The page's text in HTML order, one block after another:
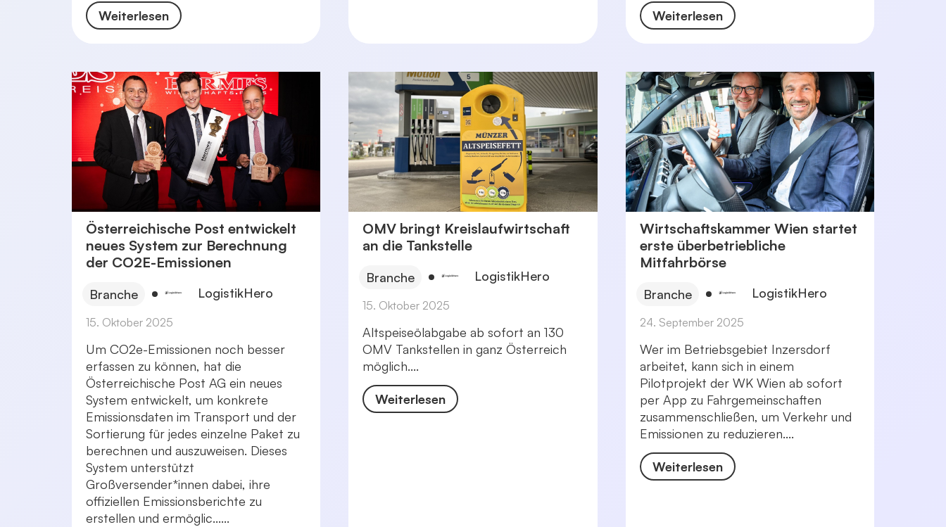
Weiterlesen Weiterlesen
Österreichische Post entwickelt
neues System zur Berechnung
der CO2E-Emissionen
Branche LogistikHero
15. Oktober 2025
Um CO2e-Emissionen noch besser
erfassen zu können, hat die
Österreichische Post AG ein neues
System entwickelt, um konkrete
Emissionsdaten im Transport und der
Sortierung für jedes einzelne Paket zu
berechnen und auszuweisen. Dieses
System unterstützt
Großversender*innen dabei, ihre
offiziellen Emissionsberichte zu
erstellen und ermöglic......
OMV bringt Kreislaufwirtschaft
an die Tankstelle
Branche LogistikHero
15. Oktober 2025
Altspeiseölabgabe ab sofort an 130
OMV Tankstellen in ganz Österreich
möglich....
Weiterlesen
Wirtschaftskammer Wien startet
erste überbetriebliche
Mitfahrbörse
Branche LogistikHero
24. September 2025
Wer im Betriebsgebiet Inzersdorf
arbeitet, kann sich in einem
Pilotprojekt der WK Wien ab sofort
per App zu Fahrgemeinschaften
zusammenschließen, um Verkehr und
Emissionen zu reduzieren....
Weiterlesen